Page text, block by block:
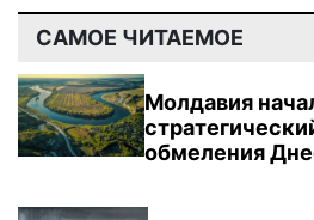
САМОЕ ЧИТАЕМОЕ
Молдавия
обмеления